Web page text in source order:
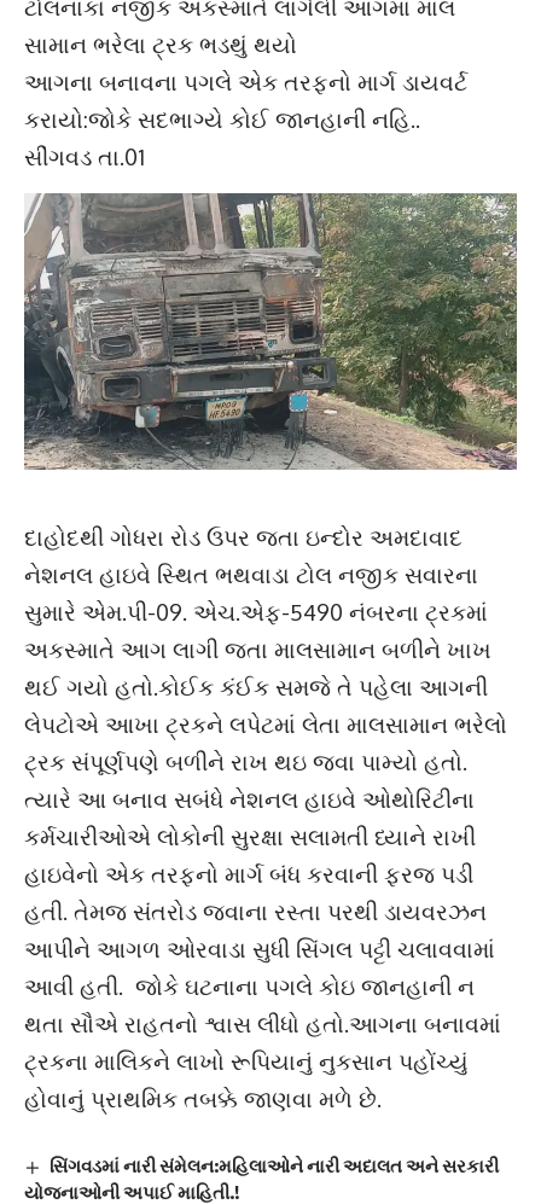
ટોલનાકા નજીક અકસ્માતે લાગેલી આગમાં માલ
સામાન ભરેલા ટ્રક ભડથું થયો
આગના બનાવના પગલે એક તરફનો માર્ગ ડાયવર્ટ
કરાયો:જોકે સદભાગ્યે કોઈ જાનહાની નહિ..
સીંગવડ તા.01
દાહોદથી ગોધરા રોડ ઉપર જતા ઇન્દોર અમદાવાદ
નેશનલ હાઇવે સ્થિત ભથવાડા ટોલ નજીક સવારના
સુમારે એમ.પી-09. એચ.એફ-5490 નંબરના ટ્રકમાં
અકસ્માતે આગ લાગી જતા માલસામાન બળીને ખાખ
થઈ ગયો હતો.કોઈક કંઈક સમજે તે પહેલા આગની
લેપટોએ આખા ટ્રકને લપેટમાં લેતા માલસામાન ભરેલો
ટ્રક સંપૂર્ણપણે બળીને રાખ થઇ જવા પામ્યો હતો.
ત્યારે આ બનાવ સબંધે નેશનલ હાઇવે ઓથોરિટીના
કર્મચારીઓએ લોકોની સુરક્ષા સલામતી ધ્યાને રાખી
હાઇવેનો એક તરફનો માર્ગ બંધ કરવાની ફરજ પડી
હતી. તેમજ સંતરોડ જવાના રસ્તા પરથી ડાયવરઝન
આપીને આગળ ઓરવાડા સુધી સિંગલ પટ્ટી ચલાવવામાં
આવી હતી. જોકે ઘટનાના પગલે કોઇ જાનહાની ન
થતા સૌએ રાહતનો શ્વાસ લીધો હતો.આગના બનાવમાં
ટ્રકના માલિકને લાખો રૂપિયાનું નુકસાન પહોંચ્યું
હોવાનું પ્રાથમિક તબક્કે જાણવા મળે છે.
સિંગવડમાં નારી સંમેલન:મહિલાઓને નારી અદાલત અને સરકારી
યોજનાઓની અપાઈ માહિતી.!